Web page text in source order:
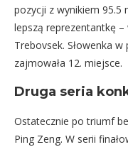
pozycji z wynikiem 95.5
lepszą reprezentantkę
Trebovsek. Słowenka
zajmowała 12. miejsce.
Druga seria
Ostatecznie po triumf
Ping Zeng. W serii